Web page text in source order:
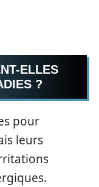
ELLES
?
pour
leurs